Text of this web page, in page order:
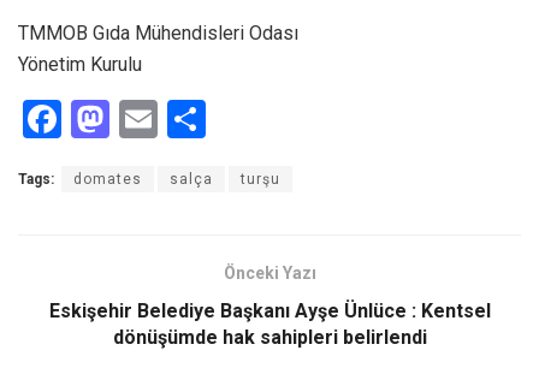
TMMOB Gıda Mühendisleri Odası
Yönetim Kurulu
F
ce
o
M
st
o
n
E
ail ar
Tags: domates salça turşu
Önceki Yazı
Eskişehir Belediye Başkanı Ayşe Ünlüce : Kentsel
dönüşümde hak sahipleri belirlendi